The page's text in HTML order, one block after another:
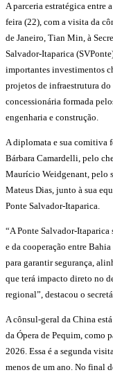
A parceria estratégica entre
feira (22), com a visita da
de Janeiro, Tian Min, à
Salvador-Itaparica
importantes investimentos
projetos de infraestrutura
concessionária formada
engenharia e construção.
A diplomata e sua comitiva
Bárbara Camardelli, pelo
Maurício Weidgenant, pelo
Mateus Dias, junto à sua
Ponte Salvador-Itaparica.
“A Ponte Salvador-
e da cooperação entre
para garantir segurança,
que terá impacto direto no
regional”, destacou o
A cônsul-geral da China
da Ópera de Pequim, como
2026. Essa é a segunda
menos de um ano. No final